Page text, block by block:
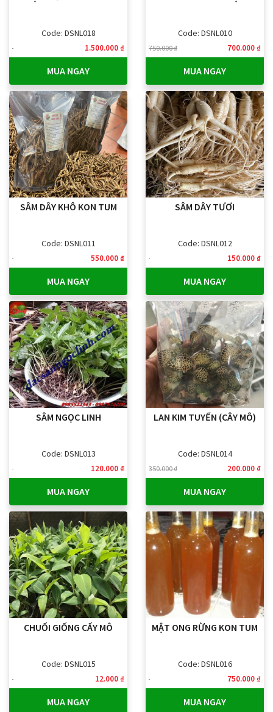
Code: DSNL018
1.500.000 ₫
MUA NGAY
Code: DSNL010
750.000 ₫ 700.000 ₫
MUA NGAY
SÂM DÂY KHÔ KON TUM
Code: DSNL011
550.000 ₫
MUA NGAY
SÂM DÂY TƯƠI
Code: DSNL012
150.000 ₫
MUA NGAY
SÂM NGỌC LINH
Code: DSNL013
120.000 ₫
MUA NGAY
LAN KIM TUYẾN (CÂY MÔ)
Code: DSNL014
350.000 ₫ 200.000 ₫
MUA NGAY
CHUỐI GIỐNG CẤY MÔ
Code: DSNL015
12.000 ₫
MUA NGAY
MẬT ONG RỪNG KON TUM
Code: DSNL016
750.000 ₫
MUA NGAY